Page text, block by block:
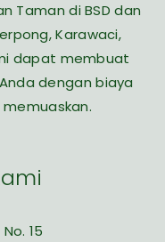
Taman di BSD dan
Karawaci,
dapat membuat
dengan biaya
15